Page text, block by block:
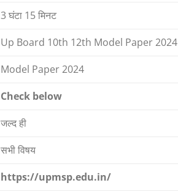
3 घंटा 15 मिनट
Up Board 10th 12th Model Paper 2024
Model Paper 2024
Check below
जल्द ही
सभी विषय
https://upmsp.edu.in/